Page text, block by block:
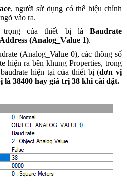
, người sử dụng có thể hiệu chỉnh
vào ra.
của thiết bị là Baudrate
(Analog_Value 1).
(Analog_Value 0), các thông số
hiện ra bên khung Properties, trong
hiện tại của thiết bị (đơn vị
là 38400 hay giá trị 38 khi cài đặt.